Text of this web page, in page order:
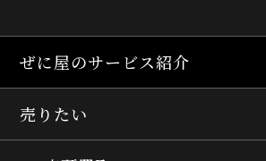
ぜに屋のサービス紹介
売りたい